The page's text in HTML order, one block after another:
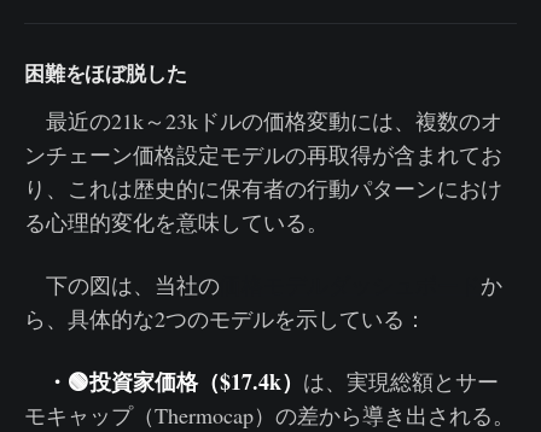
困難をほぼ脱した
最近の21k～23kドルの価格変動には、複数のオ
ンチェーン価格設定モデルの再取得が含まれてお
り、これは歴史的に保有者の行動パターンにおけ
る心理的変化を意味している。
下の図は、当社の
か
ら、具体的な2つのモデルを示している：
・🟢投資家価格（$17.4k） は、実現総額とサー
モキャップ（Thermocap）の差から導き出される。